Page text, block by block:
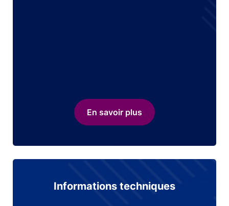
En savoir plus
Informations techniques